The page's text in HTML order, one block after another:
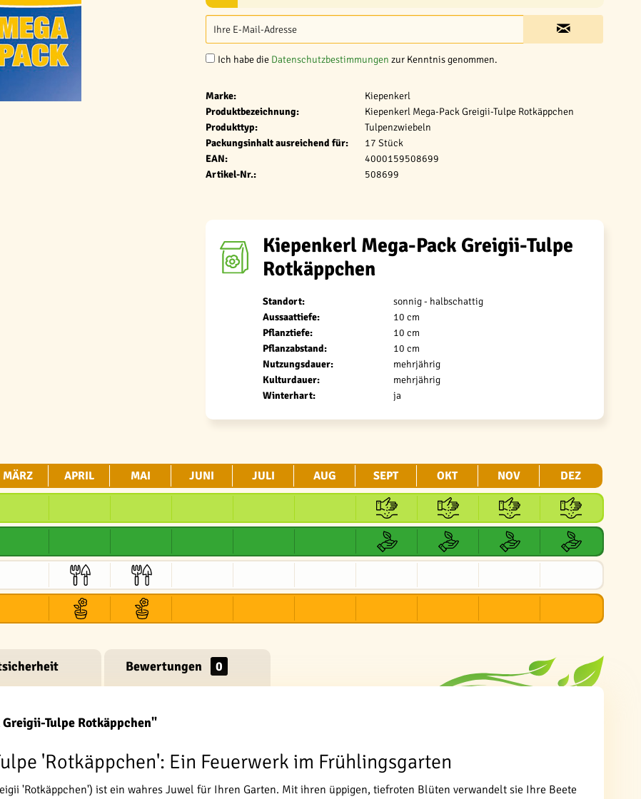
Ich habe die Datenschutzbestimmungen zur Kenntnis genommen.
Marke:
Kiepenkerl
Produktbezeichnung:
Kiepenkerl Mega-Pack Greigii-Tulpe Rotkäppchen
Produkttyp:
Tulpenzwiebeln
Packungsinhalt ausreichend für:
17 Stück
EAN:
4000159508699
Artikel-Nr.:
508699
Kiepenkerl Mega-Pack Greigii-Tulpe
Rotkäppchen
Standort:
sonnig - halbschattig
Aussaattiefe:
10 cm
Pflanztiefe:
10 cm
Pflanzabstand:
10 cm
Nutzungsdauer:
mehrjährig
Kulturdauer:
mehrjährig
Winterhart:
ja
MÄRZ APRIL MAI JUNI JULI AUG SEPT OKT NOV DEZ
Bewertungen 0
Tulpe Rotkäppchen"
'Rotkäppchen': Ein Feuerwerk im Frühlingsgarten
'Rotkäppchen') ist ein wahres Juwel für Ihren Garten. Mit ihren üppigen, tiefroten Blüten verwandelt sie Ihre Beete